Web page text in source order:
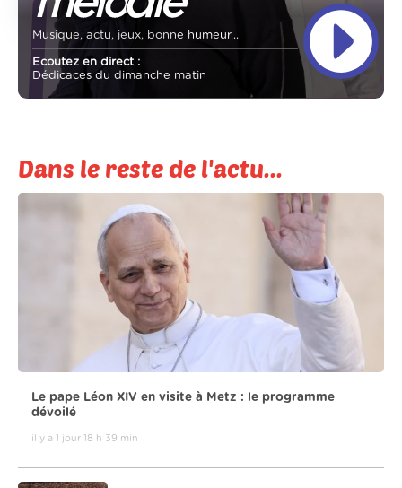
Musique, actu, jeux, bonne humeur...
Ecoutez en direct :
Dédicaces du dimanche matin
Dans le reste de l'actu...
Le pape Léon XIV en visite à Metz : le programme
dévoilé
il y a 1 jour 18 h 39 min